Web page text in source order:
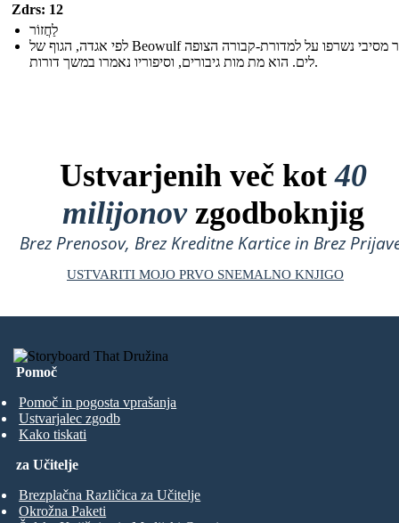
Zdrs: 12
לַחֲזוֹר
לפי אגדה, הגוף של Beowulf ו אוצר מסיבי נשרפו על למדורת-קבורה הצופה
לים. הוא מת מות גיבורים, וסיפוריו נאמרו במשך דורות.
Ustvarjenih več kot40
milijonovzgodboknjig
Brez Prenosov, Brez Kreditne Kartice in Brez
USTVARITI MOJO PRVO SNEMALNO KNJIGO
Pomoč
Pomoč in pogosta vprašanja
Ustvarjalec zgodb
Kako tiskati
za Učitelje
Brezplačna Različica za Učitelje
Okrožna Paketi